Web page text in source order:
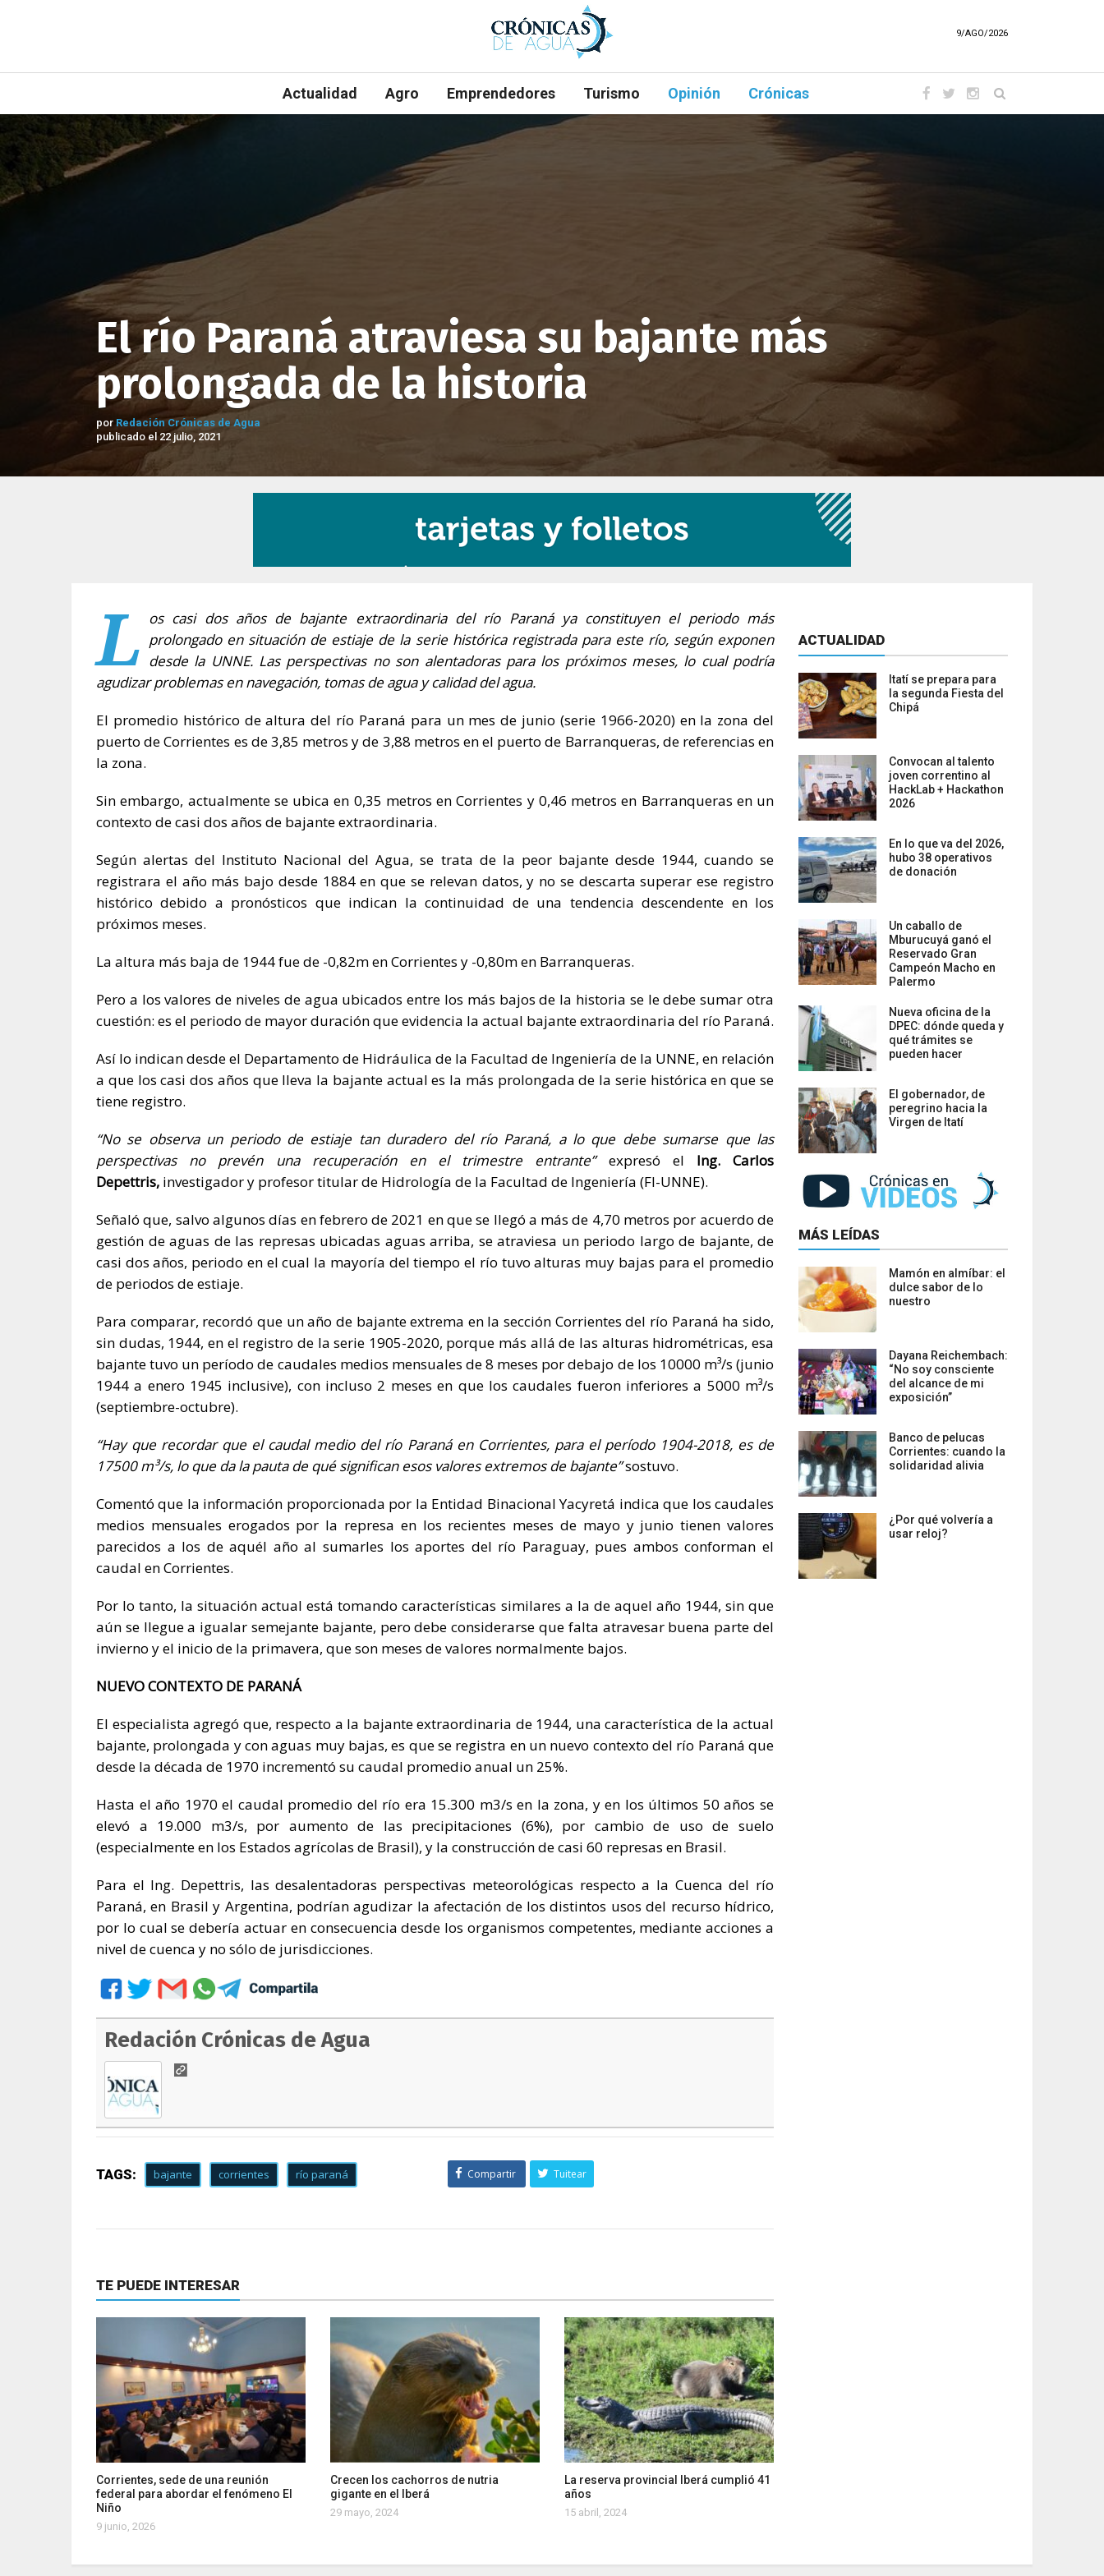
9/AGO/2026
Actualidad Agro Emprendedores Turismo Opinión Crónicas
El río Paraná atraviesa su bajante más
prolongada de la historia
por Redación Crónicas de Agua
publicado el 22 julio, 2021
L os casi dos años de bajante extraordinaria del río Paraná ya constituyen el periodo más
prolongado en situación de estiaje de la serie histórica registrada para este río, según exponen
desde la UNNE. Las perspectivas no son alentadoras para los próximos meses, lo cual podría
agudizar problemas en navegación, tomas de agua y calidad del agua.
El promedio histórico de altura del río Paraná para un mes de junio (serie 1966-2020) en la zona del
puerto de Corrientes es de 3,85 metros y de 3,88 metros en el puerto de Barranqueras, de referencias en
la zona.
Sin embargo, actualmente se ubica en 0,35 metros en Corrientes y 0,46 metros en Barranqueras en un
contexto de casi dos años de bajante extraordinaria.
Según alertas del Instituto Nacional del Agua, se trata de la peor bajante desde 1944, cuando se
registrara el año más bajo desde 1884 en que se relevan datos, y no se descarta superar ese registro
histórico debido a pronósticos que indican la continuidad de una tendencia descendente en los
próximos meses.
La altura más baja de 1944 fue de -0,82m en Corrientes y -0,80m en Barranqueras.
Pero a los valores de niveles de agua ubicados entre los más bajos de la historia se le debe sumar otra
cuestión: es el periodo de mayor duración que evidencia la actual bajante extraordinaria del río Paraná.
Así lo indican desde el Departamento de Hidráulica de la Facultad de Ingeniería de la UNNE, en relación
a que los casi dos años que lleva la bajante actual es la más prolongada de la serie histórica en que se
tiene registro.
“No se observa un periodo de estiaje tan duradero del río Paraná, a lo que debe sumarse que las
perspectivas no prevén una recuperación en el trimestre entrante”expresó el Ing. Carlos
Depettris, investigador y profesor titular de Hidrología de la Facultad de Ingeniería (FI-UNNE).
Señaló que, salvo algunos días en febrero de 2021 en que se llegó a más de 4,70 metros por acuerdo de
gestión de aguas de las represas ubicadas aguas arriba, se atraviesa un periodo largo de bajante, de
casi dos años, periodo en el cual la mayoría del tiempo el río tuvo alturas muy bajas para el promedio
de periodos de estiaje.
Para comparar, recordó que un año de bajante extrema en la sección Corrientes del río Paraná ha sido,
sin dudas, 1944, en el registro de la serie 1905-2020, porque más allá de las alturas hidrométricas, esa
bajante tuvo un período de caudales medios mensuales de 8 meses por debajo de los 10000 m³/s (junio
1944 a enero 1945 inclusive), con incluso 2 meses en que los caudales fueron inferiores a 5000 m³/s
(septiembre-octubre).
“Hay que recordar que el caudal medio del río Paraná en Corrientes, para el período 1904-2018, es de
17500 m³/s, lo que da la pauta de qué significan esos valores extremos de bajante”sostuvo.
Comentó que la información proporcionada por la Entidad Binacional Yacyretá indica que los caudales
medios mensuales erogados por la represa en los recientes meses de mayo y junio tienen valores
parecidos a los de aquél año al sumarles los aportes del río Paraguay, pues ambos conforman el
caudal en Corrientes.
Por lo tanto, la situación actual está tomando características similares a la de aquel año 1944, sin que
aún se llegue a igualar semejante bajante, pero debe considerarse que falta atravesar buena parte del
invierno y el inicio de la primavera, que son meses de valores normalmente bajos.
NUEVO CONTEXTO DE PARANÁ
El especialista agregó que, respecto a la bajante extraordinaria de 1944, una característica de la actual
bajante, prolongada y con aguas muy bajas, es que se registra en un nuevo contexto del río Paraná que
desde la década de 1970 incrementó su caudal promedio anual un 25%.
Hasta el año 1970 el caudal promedio del río era 15.300 m3/s en la zona, y en los últimos 50 años se
elevó a 19.000 m3/s, por aumento de las precipitaciones (6%), por cambio de uso de suelo
(especialmente en los Estados agrícolas de Brasil), y la construcción de casi 60 represas en Brasil.
Para el Ing. Depettris, las desalentadoras perspectivas meteorológicas respecto a la Cuenca del río
Paraná, en Brasil y Argentina, podrían agudizar la afectación de los distintos usos del recurso hídrico,
por lo cual se debería actuar en consecuencia desde los organismos competentes, mediante acciones a
nivel de cuenca y no sólo de jurisdicciones.
Redación Crónicas de Agua
TAGS: bajante corrientes río paraná Compartir Tuitear
TE PUEDE INTERESAR
Corrientes, sede de una reunión
federal para abordar el fenómeno El
Niño
9 junio, 2026
Crecen los cachorros de nutria
gigante en el Iberá
29 mayo, 2024
La reserva provincial Iberá cumplió 41
años
15 abril, 2024
ACTUALIDAD
Itatí se prepara para
la segunda Fiesta del
Chipá
Convocan al talento
joven correntino al
HackLab + Hackathon
2026
En lo que va del 2026,
hubo 38 operativos
de donación
Un caballo de
Mburucuyá ganó el
Reservado Gran
Campeón Macho en
Palermo
Nueva oficina de la
DPEC: dónde queda y
qué trámites se
pueden hacer
El gobernador, de
peregrino hacia la
Virgen de Itatí
MÁS LEÍDAS
Mamón en almíbar: el
dulce sabor de lo
nuestro
Dayana Reichembach:
“No soy consciente
del alcance de mi
exposición”
Banco de pelucas
Corrientes: cuando la
solidaridad alivia
¿Por qué volvería a
usar reloj?